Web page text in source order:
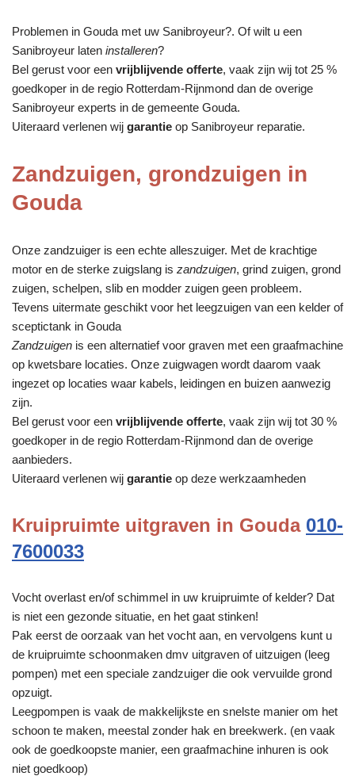
Problemen in Gouda met uw Sanibroyeur?. Of wilt u een
Sanibroyeur laten installeren?
Bel gerust voor een vrijblijvende offerte, vaak zijn wij tot 25 %
goedkoper in de regio Rotterdam-Rijnmond dan de overige
Sanibroyeur experts in de gemeente Gouda.
Uiteraard verlenen wij garantie op Sanibroyeur reparatie.
Zandzuigen, grondzuigen in
Gouda
Onze zandzuiger is een echte alleszuiger. Met de krachtige
motor en de sterke zuigslang is zandzuigen, grind zuigen, grond
zuigen, schelpen, slib en modder zuigen geen probleem.
Tevens uitermate geschikt voor het leegzuigen van een kelder of
sceptictank in Gouda
Zandzuigen is een alternatief voor graven met een graafmachine
op kwetsbare locaties. Onze zuigwagen wordt daarom vaak
ingezet op locaties waar kabels, leidingen en buizen aanwezig
zijn.
Bel gerust voor een vrijblijvende offerte, vaak zijn wij tot 30 %
goedkoper in de regio Rotterdam-Rijnmond dan de overige
aanbieders.
Uiteraard verlenen wij garantie op deze werkzaamheden
Kruipruimte uitgraven in Gouda 010-
7600033
Vocht overlast en/of schimmel in uw kruipruimte of kelder? Dat
is niet een gezonde situatie, en het gaat stinken!
Pak eerst de oorzaak van het vocht aan, en vervolgens kunt u
de kruipruimte schoonmaken dmv uitgraven of uitzuigen (leeg
pompen) met een speciale zandzuiger die ook vervuilde grond
opzuigt.
Leegpompen is vaak de makkelijkste en snelste manier om het
schoon te maken, meestal zonder hak en breekwerk. (en vaak
ook de goedkoopste manier, een graafmachine inhuren is ook
niet goedkoop)